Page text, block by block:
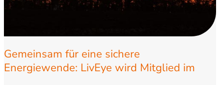
Gemeinsam für eine sichere
Energiewende: LivEye wird Mitglied im